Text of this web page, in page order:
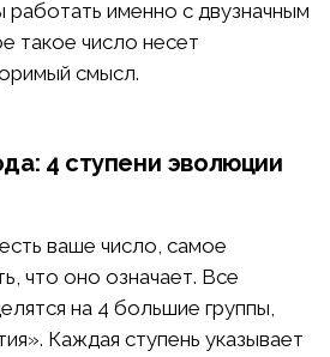
работать именно с двузначным
такое число несет
смысл.
4 ступени эволюции
ваше число, самое
что оно означает. Все
на 4 большие группы,
Каждая ступень указывает